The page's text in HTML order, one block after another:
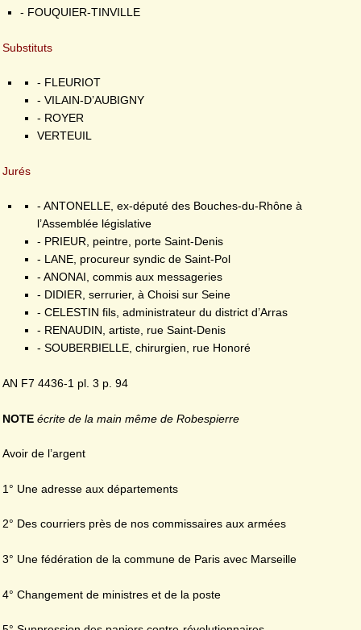
- FOUQUIER-TINVILLE
Substituts
- FLEURIOT
- VILAIN-D’AUBIGNY
- ROYER
VERTEUIL
Jurés
- ANTONELLE, ex-député des Bouches-du-Rhône à
l’Assemblée législative
- PRIEUR, peintre, porte Saint-Denis
- LANE, procureur syndic de Saint-Pol
- ANONAI, commis aux messageries
- DIDIER, serrurier, à Choisi sur Seine
- CELESTIN fils, administrateur du district d’Arras
- RENAUDIN, artiste, rue Saint-Denis
- SOUBERBIELLE, chirurgien, rue Honoré
AN F7 4436-1 pl. 3 p. 94
NOTE écrite de la main même de Robespierre
Avoir de l’argent
1° Une adresse aux départements
2° Des courriers près de nos commissaires aux armées
3° Une fédération de la commune de Paris avec Marseille
4° Changement de ministres et de la poste